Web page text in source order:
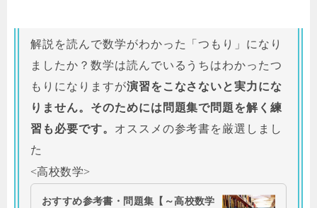
解説を読んで数学がわかった「つもり」になり
ましたか？数学は読んでいるうちはわかったつ
もりになりますが演習をこなさないと実力にな
りません。そのためには問題集で問題を解く練
習も必要です。 オススメの参考書を厳選しまし
た
<高校数学>
おすすめ参考書・問題集【～高校数学